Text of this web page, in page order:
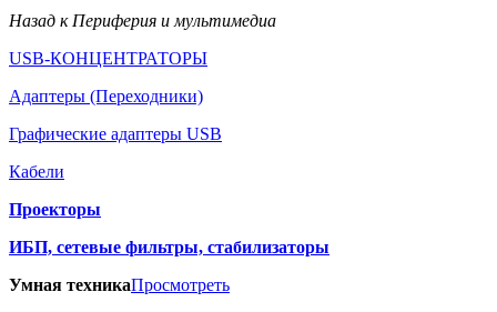
Назад к Периферия и мультимедиа
USB-КОНЦЕНТРАТОРЫ
Адаптеры (Переходники)
Графические адаптеры USB
Кабели
Проекторы
ИБП, сетевые фильтры, стабилизаторы
Умная техникаПросмотреть